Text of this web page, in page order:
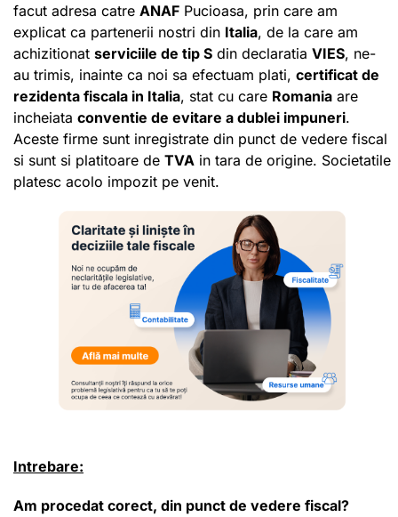
facut adresa catre ANAF Pucioasa, prin care am
explicat ca partenerii nostri din Italia, de la care am
achizitionat serviciile de tip S din declaratia VIES, ne-
au trimis, inainte ca noi sa efectuam plati, certificat de
rezidenta fiscala in Italia, stat cu care Romania are
incheiata conventie de evitare a dublei impuneri.
Aceste firme sunt inregistrate din punct de vedere fiscal
si sunt si platitoare de TVA in tara de origine. Societatile
platesc acolo impozit pe venit.
Intrebare:
Am procedat corect, din punct de vedere fiscal?